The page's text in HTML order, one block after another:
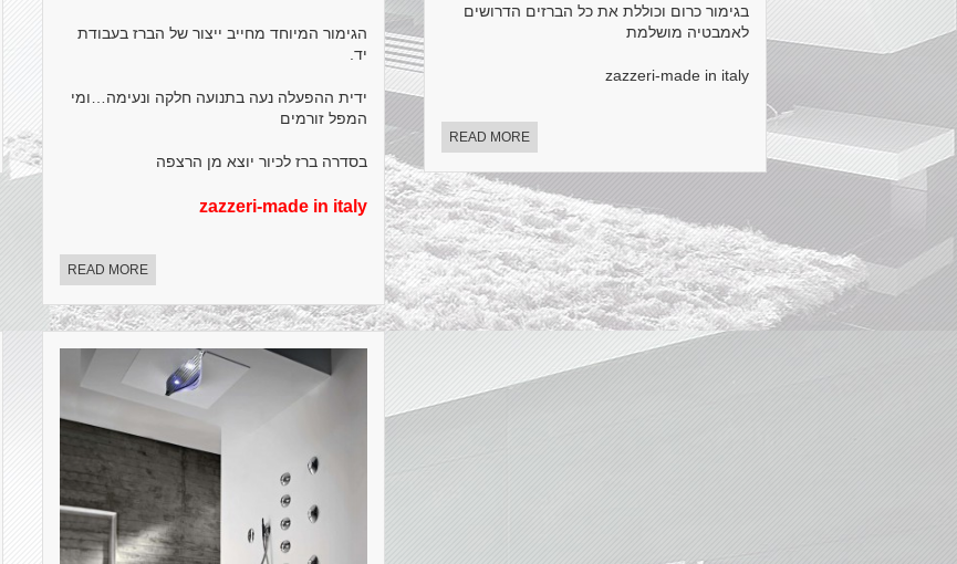
הגימור המיוחד מחייב ייצור של הברז בעבודת
יד.
ידית ההפעלה נעה בתנועה חלקה ונעימה…ומי
המפל זורמים
בסדרה ברז לכיור יוצא מן הרצפה
zazzeri-made in italy
READ MORE
בגימור כרום וכוללת את כל הברזים הדרושים
לאמבטיה מושלמת
zazzeri-made in italy
READ MORE